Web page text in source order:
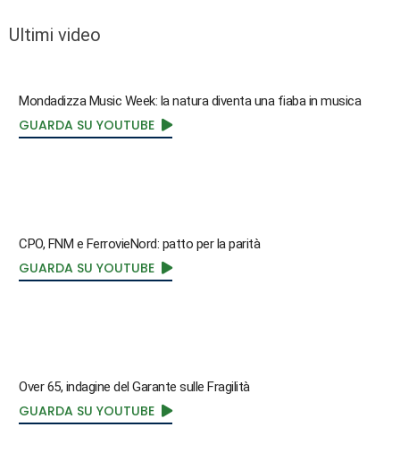
Ultimi video
Mondadizza Music Week: la natura diventa una fiaba in musica
GUARDA SU YOUTUBE
CPO, FNM e FerrovieNord: patto per la parità
GUARDA SU YOUTUBE
Over 65, indagine del Garante sulle Fragilità
GUARDA SU YOUTUBE